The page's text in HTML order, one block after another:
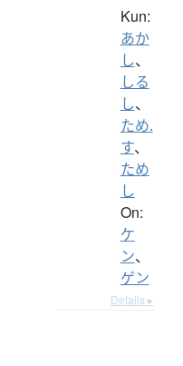
Kun:
あか
し、
しる
し、
ため.
す、
ため
し
On:
ケ
ン、
ゲン
Details ▸